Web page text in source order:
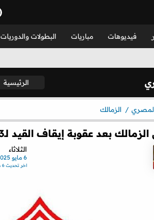
فيديوهات مباريات البطولات والدوريات
الرئيسية
الزمالك
بعد عقوبة إيقاف القيد لـ3 فترات
الثلاثاء
6 مايو 2025 ,1:27 م
اخر تحديث 6 مايو 2025 ,1:35 م